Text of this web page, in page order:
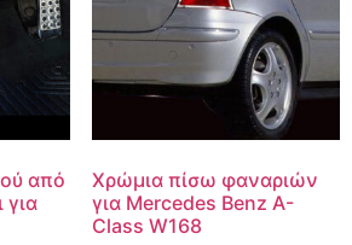
από
για
Χρώμια πίσω φαναριών
για Mercedes Benz A-
Class W168